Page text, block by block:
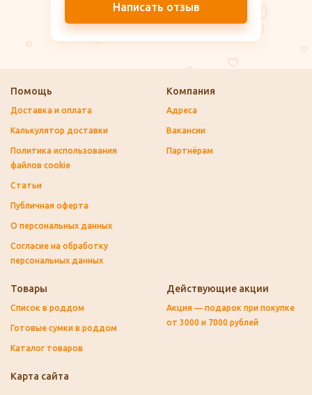
Написать отзыв
Помощь
Доставка и оплата
Калькулятор доставки
Политика использования
файлов cookie
Статьи
Публичная оферта
О персональных данных
Согласие на обработку
персональных данных
Компания
Адреса
Вакансии
Партнёрам
Товары
Список в роддом
Готовые сумки в роддом
Каталог товаров
Действующие акции
Акция — подарок при покупке
от 3000 и 7000 рублей
Карта сайта